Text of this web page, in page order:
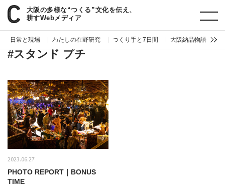
大阪の多様な“つくる”文化を伝え、
耕すWebメディア
日常と現場 わたしの在野研究 つくり手と7日間 大阪納品物語
paperC タグ スタンド プチ
#スタンド プチ
2023.06.27
PHOTO REPORT｜BONUS
TIME